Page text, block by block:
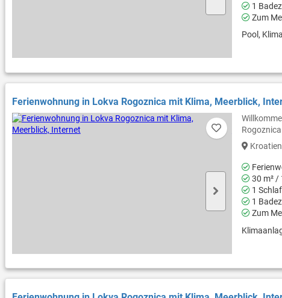
1
Zum
Pool,
Ferienwohnung in Lokva Rogoznica mit Klima, Meerblick,
Kroatien
30 m² /
1
1
Zum